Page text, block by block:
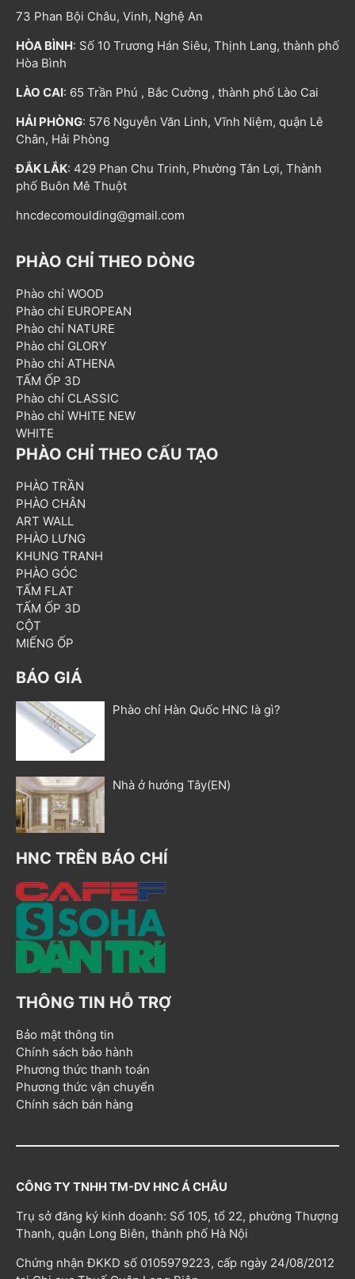
73 Phan Bội Châu, Vinh, Nghệ An
HÒA BÌNH: Số 10 Trương Hán Siêu, Thịnh Lang, thành phố
Hòa Bình
LÀO CAI: 65 Trần Phú , Bắc Cường , thành phố Lào Cai
HẢI PHÒNG: 576 Nguyễn Văn Linh, Vĩnh Niệm, quận Lê
Chân, Hải Phòng
ĐẮK LẮK: 429 Phan Chu Trinh, Phường Tân Lợi, Thành
phố Buôn Mê Thuột
hncdecomoulding@gmail.com
PHÀO CHỈ THEO DÒNG
Phào chỉ WOOD
Phào chỉ EUROPEAN
Phào chỉ NATURE
Phào chỉ GLORY
Phào chỉ ATHENA
TẤM ỐP 3D
Phào chỉ CLASSIC
Phào chỉ WHITE NEW
WHITE
PHÀO CHỈ THEO CẤU TẠO
PHÀO TRẦN
PHÀO CHÂN
ART WALL
PHÀO LƯNG
KHUNG TRANH
PHÀO GÓC
TẤM FLAT
TẤM ỐP 3D
CỘT
MIẾNG ỐP
BÁO GIÁ
Phào chỉ Hàn Quốc HNC là gì?
Nhà ở hướng Tây(EN)
HNC TRÊN BÁO CHÍ
THÔNG TIN HỖ TRỢ
Bảo mật thông tin
Chính sách bảo hành
Phương thức thanh toán
Phương thức vận chuyển
Chính sách bán hàng
CÔNG TY TNHH TM-DV HNC Á CHÂU
Trụ sở đăng ký kinh doanh: Số 105, tổ 22, phường Thượng
Thanh, quận Long Biên, thành phố Hà Nội
Chứng nhận ĐKKD số 0105979223, cấp ngày 24/08/2012